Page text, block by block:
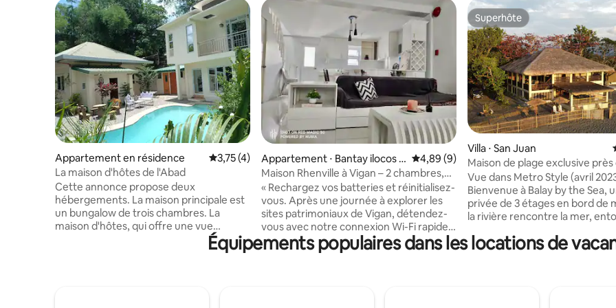
Appartement en résidence Évaluation moyenne sur la base de 4 commentaires : 3,75 sur 5
3,75 (4)
La maison d'hôtes de l'Abad
Cette annonce propose deux
hébergements. La maison principale est
un bungalow de trois chambres. La
maison d'hôtes, qui offre une vue
magnifique sur la montagne, est située
juste derrière le jardin, face à la piscine
Appartement ⋅ Bantay ilocos s
ur
Évaluation moyenne sur la base de 9
4,89 (9)
Maison Rhenville à Vigan – 2 chambres,
proche des sites touristiques
« Rechargez vos batteries et réinitialisez-
vous. Après une journée à explorer les
sites patrimoniaux de Vigan, détendez-
vous avec notre connexion Wi-Fi rapide
et vos émissions de télévision Cignal
préférées. Rhenville House est votre
Superhôte
Superhôte
Villa ⋅ San Juan
Maison de plage exclusive près
Là où la rivière rencontre la
Vue dans Metro Style (avril
Bienvenue à Balay by the Sea,
privée de 3 étages en bord de
la rivière rencontre la mer,
de la Cordillère et de couchers
Équipements populaires dans les locations de